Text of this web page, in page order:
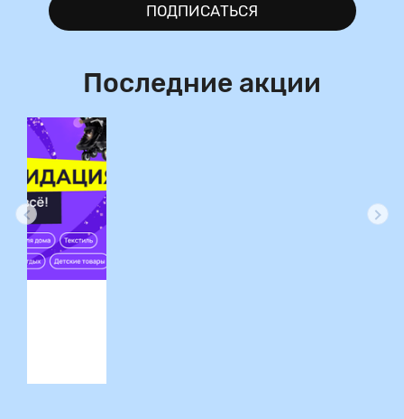
ПОДПИСАТЬСЯ
Последние акции